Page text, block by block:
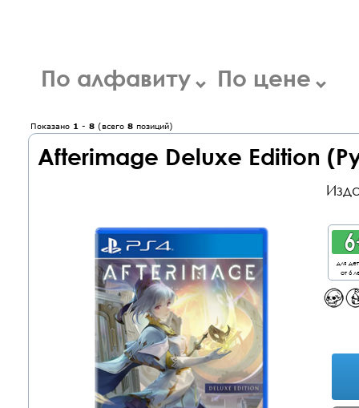
По алфавиту По цене
Показано 1 - 8 (всего 8 позиций)
Afterimage Deluxe Edition
для
от 6